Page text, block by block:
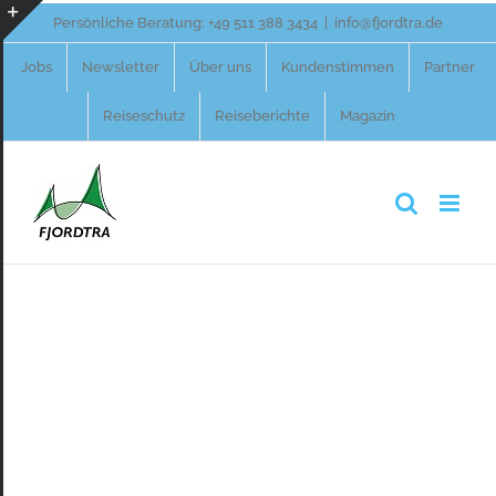
Zum
Persönliche Beratung: +49 511 388 3434 info@fjordtra.de
Jobs Newsletter Über uns Kundenstimmen Partner
Reiseschutz Reiseberichte Magazin
Toggle